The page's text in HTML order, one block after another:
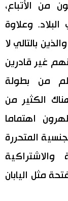
ولديها نحو ١٥ مليون من الأتباع،
وعلاوة
بالتالي لا
غير قادرين
من بطولة
الكثير من
اهتماما
المتحررة
والاشتراكية
مثل اليابان